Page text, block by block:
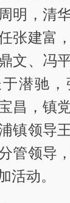
明，清
张建富
文、冯
潜驰
昌，镇
镇领导
管领导
活动。